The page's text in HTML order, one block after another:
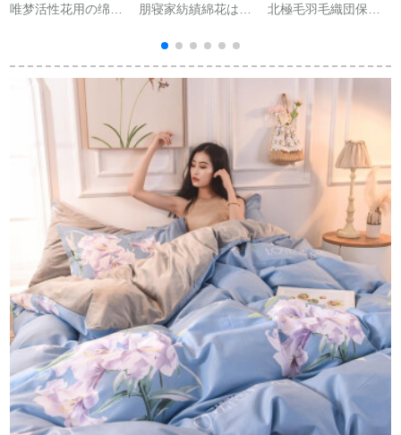
唯梦活性花用の绵サ
れて挂けられます。
ホームゲームの四季
ーク180*220 cm 3 kg
です。
朋寝家紡績綿花は、
れます。ダブル冬は
芯学生寮の春秋布団
で、クジラ150 x 200
北極毛羽毛織団保温
150*200 cm（標準